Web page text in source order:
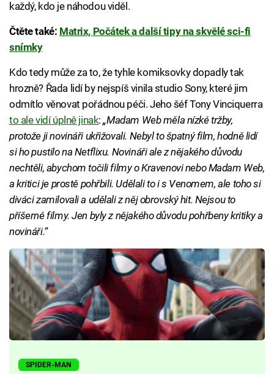
každý, kdo je náhodou viděl.
Čtěte také: Matrix, Počátek a další tipy na skvělé sci-fi
snímky
Kdo tedy může za to, že tyhle komiksovky dopadly tak
hrozně? Řada lidí by nejspíš vinila studio Sony, které jim
odmítlo věnovat pořádnou péči. Jeho šéf Tony Vinciquerra
to ale vidí úplně jinak:„Madam Web měla nízké tržby,
protože ji novináři ukřižovali. Nebyl to špatný film, hodně lidí
si ho pustilo na Netflixu. Novináři ale z nějakého důvodu
nechtěli, abychom točili filmy o Kravenovi nebo Madam Web,
a kritici je prostě pohřbili. Udělali to i s Venomem, ale toho si
diváci zamilovali a udělali z něj obrovský hit. Nejsou to
příšerné filmy. Jen byly z nějakého důvodu pohřbeny kritiky a
novináři.“
SPIDER-MAN